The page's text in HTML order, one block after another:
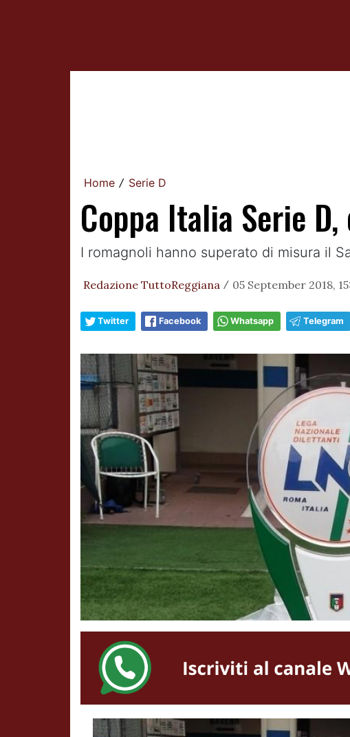
Home / Serie D
Coppa Italia Serie
I romagnoli hanno superato di misura il
Redazione TuttoReggiana / 05 September 2018,
Twitter Facebook Whatsapp Telegram